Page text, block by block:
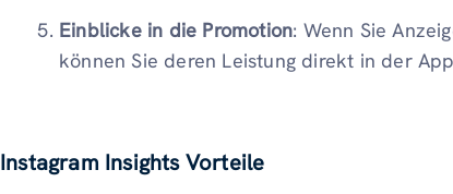
Einblicke in die Promotion: Wenn Sie
können Sie deren Leistung direkt in der
Instagram Insights Vorteile